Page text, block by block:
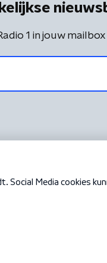
1 in jouw mailbox